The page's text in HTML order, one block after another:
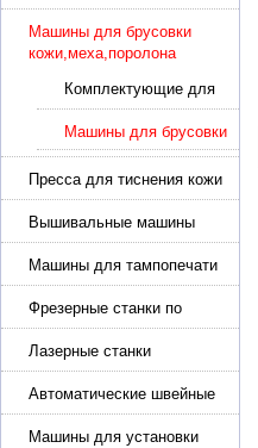
и стропы
Машины для брусовки
кожи,меха,поролона
Комплектующие для
брусовки
Машины для брусовки
Пресса для тиснения кожи
Вышивальные машины
Машины для тампопечати
Фрезерные станки по
металлу
Лазерные станки
Автоматические швейные
машины с программным
управлением
Машины для установки